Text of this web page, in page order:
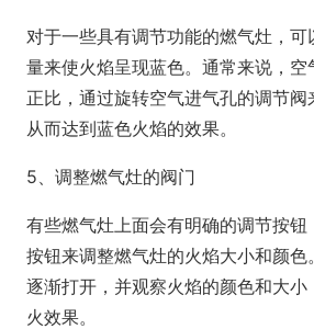
对于一些具有调节功能的燃气灶，
量来使火焰呈现蓝色。通常来说，
正比，通过旋转空气进气孔的调节阀
从而达到蓝色火焰的效果。
5、调整燃气灶的阀门
有些燃气灶上面会有明确的调节按
按钮来调整燃气灶的火焰大小和颜色
逐渐打开，并观察火焰的颜色和大
火效果。